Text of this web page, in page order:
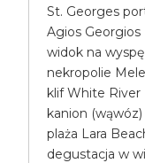
St. Georges
Agios Georgios
widok na
nekropolie
klif White River
kanion (wąwóz)
plaża Lara
degustacja w